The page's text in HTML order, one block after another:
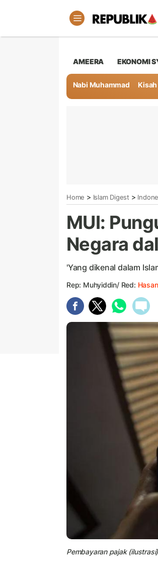
AMEERA EKONOMI
Nabi Muhammad Kisah
Home > Islam Digest >
MUI:
Negara
'Yang dikenal dalam
Rep: Muhyiddin/ Red:
Pembayaran pajak (ilustrasi)